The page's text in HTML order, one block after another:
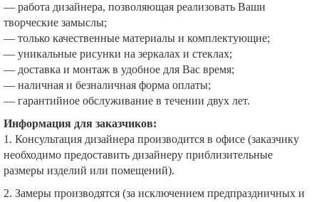
— работа дизайнера, позволяющая реализовать Ваши
творческие замыслы;
— только качественные материалы и комплектующие;
— уникальные рисунки на зеркалах и стеклах;
— доставка и монтаж в удобное для Вас время;
— наличная и безналичная форма оплаты;
— гарантийное обслуживание в течении двух лет.
Информация для заказчиков:
1. Консультация дизайнера производится в офисе (заказчику
необходимо предоставить дизайнеру приблизительные
размеры изделий или помещений).
2. Замеры производятся (за исключением предпраздничных и